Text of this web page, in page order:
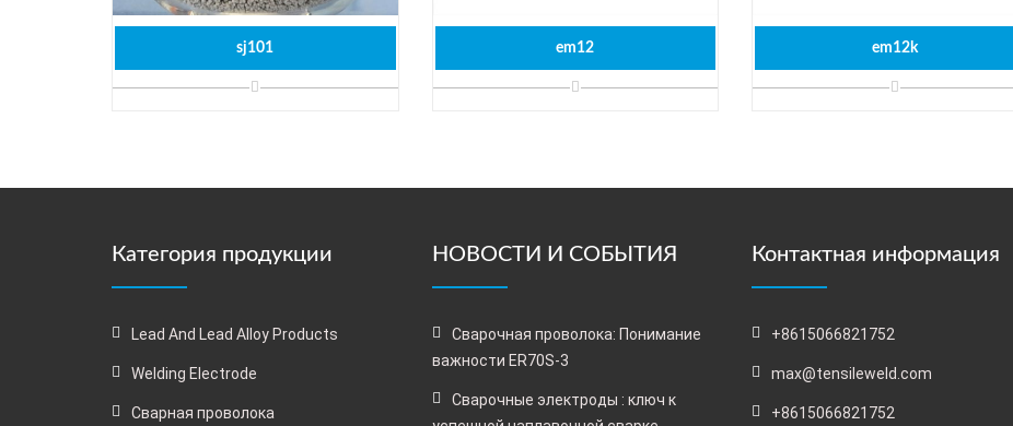
sj101 em12 em12k
Категория продукции
Lead And Lead Alloy Products
Welding Electrode
Сварная проволока
НОВОСТИ И СОБЫТИЯ
Сварочная проволока: Понимание
важности ER70S-3
Сварочные электроды : ключ к
Контактная информация
+8615066821752
max@tensileweld.com
+8615066821752